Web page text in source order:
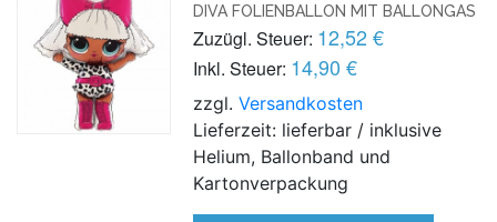
DIVA FOLIENBALLON MIT BALLONGAS
Zuzügl. Steuer: 12,52 €
Inkl. Steuer: 14,90 €
zzgl.Versandkosten
Lieferzeit: lieferbar / inklusive
Helium, Ballonband und
Kartonverpackung